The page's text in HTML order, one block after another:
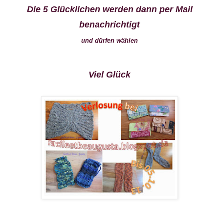
Die 5 Glücklichen werden dann per Mail
benachrichtigt
und dürfen wählen
Viel Glück